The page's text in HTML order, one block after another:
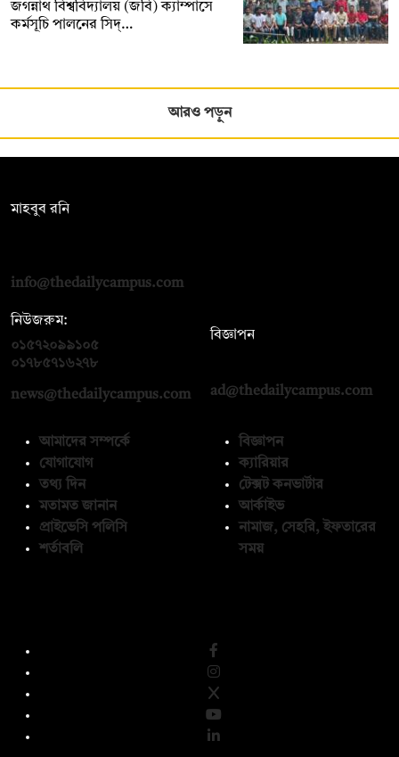
জগন্নাথ বিশ্ববিদ্যালয় (জবি) ক্যাম্পাসে
কর্মসূচি পালনের সিদ্…
আরও পড়ুন
মাহবুব রনি
info@thedailycampus.com
নিউজরুম:
০১৫৭২০৯৯১০৫
০১৭৮৫৭১৬২৭৮
news@thedailycampus.com
বিজ্ঞাপন
ad@thedailycampus.com
আমাদের সম্পর্কে
যোগাযোগ
তথ্য দিন
মতামত জানান
প্রাইভেসি পলিসি
শর্তাবলি
বিজ্ঞাপন
ক্যারিয়ার
টেক্সট কনভার্টার
আর্কাইভ
নামাজ, সেহরি, ইফতারের
সময়